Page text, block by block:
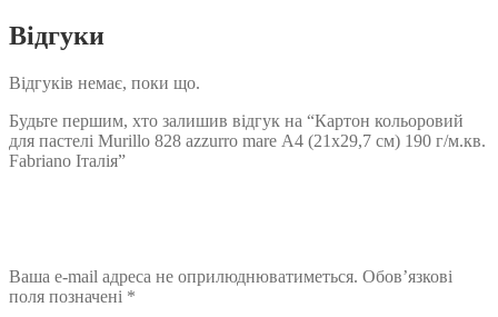
Відгуки
Відгуків немає, поки що.
Будьте першим, хто залишив відгук на “Картон кольоровий
для пастелі Murillo 828 azzurro mare А4 (21х29,7 см) 190 г/м.кв.
Fabriano Італія”
Ваша e-mail адреса не оприлюднюватиметься. Обов’язкові
поля позначені *